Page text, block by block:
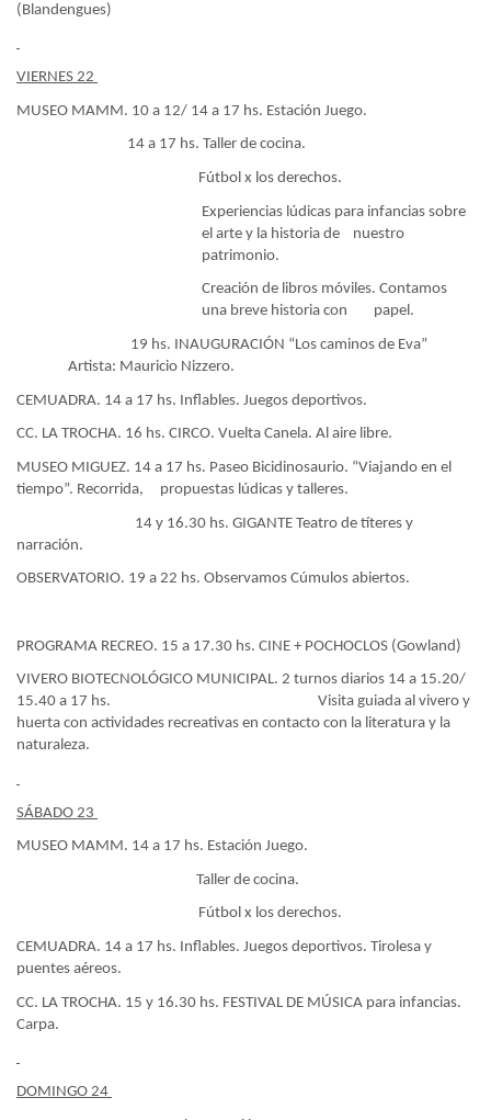
(Blandengues)
VIERNES 22
MUSEO MAMM. 10 a 12/ 14 a 17 hs. Estación Juego.
14 a 17 hs. Taller de cocina.
Fútbol x los derechos.
Experiencias lúdicas para infancias sobre
el arte y la historia de
nuestro
patrimonio.
Creación de libros móviles. Contamos
una breve historia con
papel.
19 hs. INAUGURACIÓN “Los caminos de Eva”
Artista: Mauricio Nizzero.
CEMUADRA. 14 a 17 hs. Inflables. Juegos deportivos.
CC. LA TROCHA. 16 hs. CIRCO. Vuelta Canela. Al aire libre.
MUSEO MIGUEZ. 14 a 17 hs. Paseo Bicidinosaurio. “Viajando en el
tiempo”. Recorrida,
propuestas lúdicas y talleres.
14 y 16.30 hs. GIGANTE Teatro de títeres y
narración.
OBSERVATORIO. 19 a 22 hs. Observamos Cúmulos abiertos.
PROGRAMA RECREO. 15 a 17.30 hs. CINE + POCHOCLOS (Gowland)
VIVERO BIOTECNOLÓGICO MUNICIPAL. 2 turnos diarios 14 a 15.20/
15.40 a 17 hs.
Visita guiada al vivero y
huerta con actividades recreativas en contacto con la literatura y la
naturaleza.
SÁBADO 23
MUSEO MAMM. 14 a 17 hs. Estación Juego.
Taller de cocina.
Fútbol x los derechos.
CEMUADRA. 14 a 17 hs. Inflables. Juegos deportivos. Tirolesa y
puentes aéreos.
CC. LA TROCHA. 15 y 16.30 hs. FESTIVAL DE MÚSICA para infancias.
Carpa.
DOMINGO 24